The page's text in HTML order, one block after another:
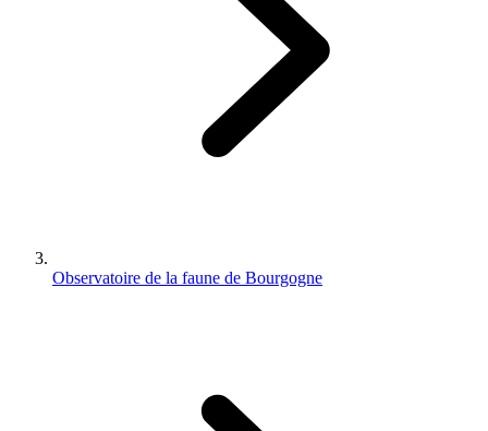
Observatoire de la faune de Bourgogne